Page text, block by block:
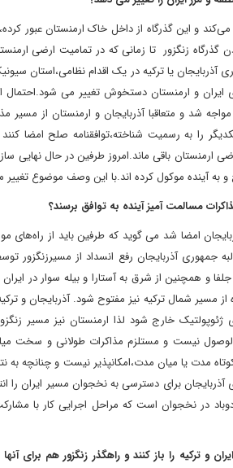
و این گذرگاه از داخل خاک ارمنستان عبور
گذرگاه زنگزور تا زمانی که در تمامیت ارضی
آذربایجان یا ترکیه در یک اقدام نظامی،استان
ایران و ارمنستان دستخوش تغییر می شود.احتمال
شد و متعاقبا آذربایجان و ارمنستان از مسیر
را به رسمیت شناخته،توافقنامه صلح امضا
ارمنستان باقی ماند.امروز طرفین در حال نهایی
و به آینده موکول کرده اند.با این وصف موضوع
مسالمت آمیز آینده به توافق برسند؟
مسکو که سال ۲۰۲۰ بین ارمنستان و آذربایجان امضا شد می گوید که طرفین
جمهوری آذربایجان رفع انسداد از مسیرزنگزور
و همچنین از شرق به آستارا و بیله سوار در
مسیر شمال ترکیه نیز مفتوح شود. آذربایجان و
ژئوپولتیک خارج شود لذا ارمنستان نیز مسیر
نیست و مستلزم مذاکرات طولانی و سخت
مدت یا میان مدت،امکانپذیر نیست و چنانچه
برای دسترسی به نخجوان مسیر ایران را
در نخجوان است که مراحل اجرایی کار با
و ترکیه را باز کنند و راهگذر زنگزور هم برای